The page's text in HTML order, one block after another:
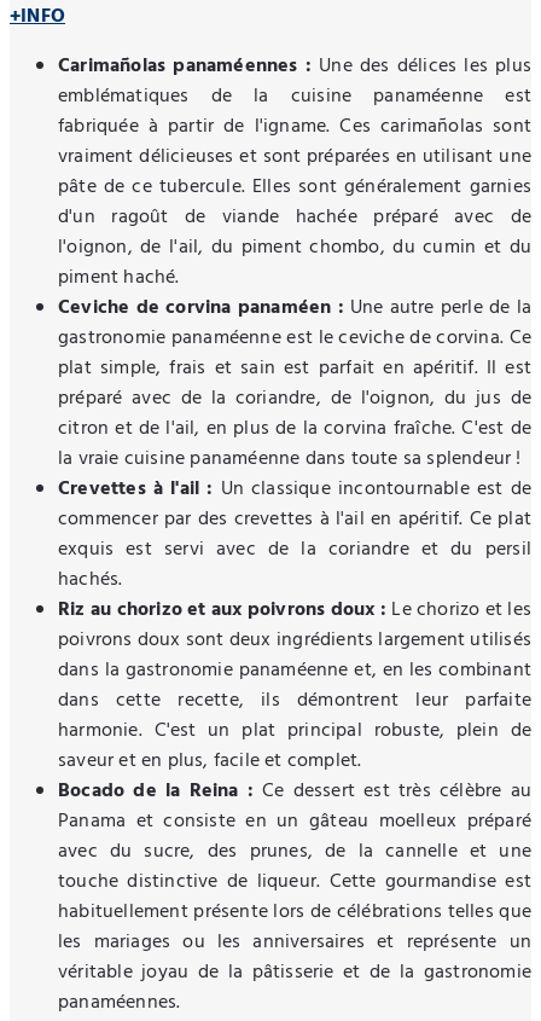
+INFO
Carimañolas panaméennes : Une des délices les plus
emblématiques de la cuisine panaméenne est
fabriquée à partir de l'igname. Ces carimañolas sont
vraiment délicieuses et sont préparées en utilisant une
pâte de ce tubercule. Elles sont généralement garnies
d'un ragoût de viande hachée préparé avec de
l'oignon, de l'ail, du piment chombo, du cumin et du
piment haché.
Ceviche de corvina panaméen : Une autre perle de la
gastronomie panaméenne est le ceviche de corvina. Ce
plat simple, frais et sain est parfait en apéritif. Il est
préparé avec de la coriandre, de l'oignon, du jus de
citron et de l'ail, en plus de la corvina fraîche. C'est de
la vraie cuisine panaméenne dans toute sa splendeur !
Crevettes à l'ail : Un classique incontournable est de
commencer par des crevettes à l'ail en apéritif. Ce plat
exquis est servi avec de la coriandre et du persil
hachés.
Riz au chorizo et aux poivrons doux : Le chorizo et les
poivrons doux sont deux ingrédients largement utilisés
dans la gastronomie panaméenne et, en les combinant
dans cette recette, ils démontrent leur parfaite
harmonie. C'est un plat principal robuste, plein de
saveur et en plus, facile et complet.
Bocado de la Reina : Ce dessert est très célèbre au
Panama et consiste en un gâteau moelleux préparé
avec du sucre, des prunes, de la cannelle et une
touche distinctive de liqueur. Cette gourmandise est
habituellement présente lors de célébrations telles que
les mariages ou les anniversaires et représente un
véritable joyau de la pâtisserie et de la gastronomie
panaméennes.